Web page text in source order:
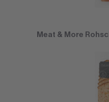
Meat & More